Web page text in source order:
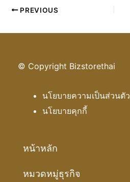
PREVIOUS
© Copyright Bizstorethai
นโยบายความเป็นส่วนตัว
นโยบายคุกกี้
หน้าหลัก
หมวดหมู่ธุรกิจ